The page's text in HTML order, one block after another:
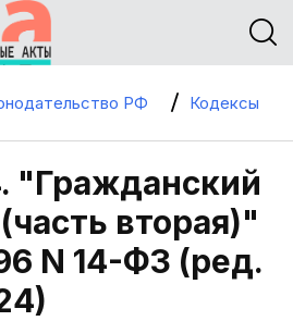
РФ Кодексы
"Гражданский
вторая)"
N 14-ФЗ (ред.